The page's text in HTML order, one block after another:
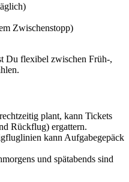
Zwischenstopp)
Du flexibel zwischen Früh-,
plant, kann Tickets
Rückflug) ergattern.
kann Aufgabegepäck
und spätabends sind